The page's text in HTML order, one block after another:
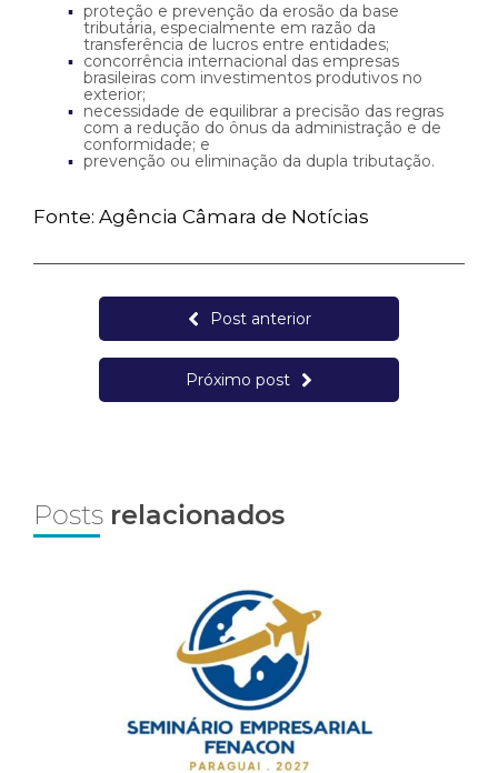
proteção e prevenção da erosão da base
tributária, especialmente em razão da
transferência de lucros entre entidades;
concorrência internacional das empresas
brasileiras com investimentos produtivos no
exterior;
necessidade de equilibrar a precisão das regras
com a redução do ônus da administração e de
conformidade; e
prevenção ou eliminação da dupla tributação.
Fonte: Agência Câmara de Notícias
Post anterior
Próximo post
Posts relacionados